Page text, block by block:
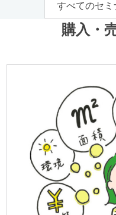
すべてのセ
購入・